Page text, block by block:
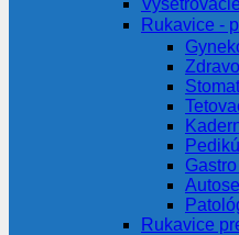
Rukavice -
Rukavice